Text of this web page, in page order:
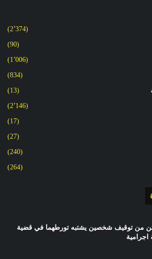
(2٬374)
(90)
(1٬006)
(834)
(13)
(2٬146)
(17)
(27)
(240)
(264)
من توقيف شخصين يشتبه تورطهما في قضية
اجرامية